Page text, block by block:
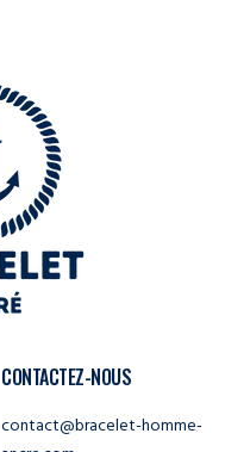
CONTACTEZ-NOUS
contact@bracelet-homme-